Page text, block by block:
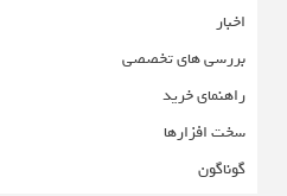
اخبار
بررسی های تخصصی
راهنمای خرید
سخت افزارها
گوناگون